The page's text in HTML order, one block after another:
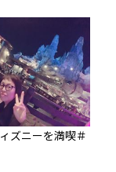
ズニーを満喫＃